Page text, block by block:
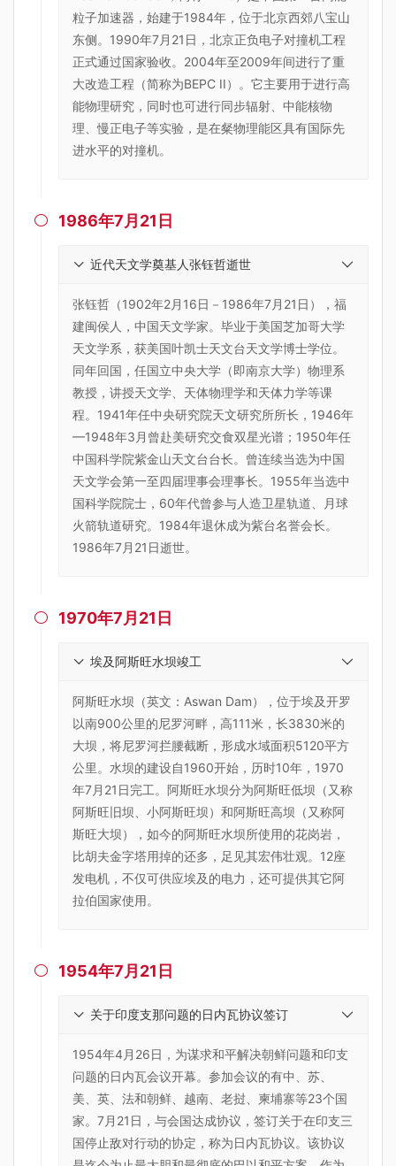
粒子加速器，始建于1984年，位于北京西郊八宝山
东侧。1990年7月21日，北京正负电子对撞机工程
正式通过国家验收。2004年至2009年间进行了重
大改造工程（简称为BEPC II）。它主要用于进行高
能物理研究，同时也可进行同步辐射、中能核物
理、慢正电子等实验，是在粲物理能区具有国际先
进水平的对撞机。
 1986年7月21日
近代天文学奠基人张钰哲逝世
张钰哲（1902年2月16日－1986年7月21日），福
建闽侯人，中国天文学家。毕业于美国芝加哥大学
天文学系，获美国叶凯士天文台天文学博士学位。
同年回国，任国立中央大学（即南京大学）物理系
教授，讲授天文学、天体物理学和天体力学等课
程。1941年任中央研究院天文研究所所长，1946年
—1948年3月曾赴美研究交食双星光谱；1950年任
中国科学院紫金山天文台台长。曾连续当选为中国
天文学会第一至四届理事会理事长。1955年当选中
国科学院院士，60年代曾参与人造卫星轨道、月球
火箭轨道研究。1984年退休成为紫台名誉会长。
1986年7月21日逝世。
 1970年7月21日
埃及阿斯旺水坝竣工
阿斯旺水坝（英文：Aswan Dam），位于埃及开罗
以南900公里的尼罗河畔，高111米，长3830米的
大坝，将尼罗河拦腰截断，形成水域面积5120平方
公里。水坝的建设自1960开始，历时10年，1970
年7月21日完工。阿斯旺水坝分为阿斯旺低坝（又称
阿斯旺旧坝、小阿斯旺坝）和阿斯旺高坝（又称阿
斯旺大坝），如今的阿斯旺水坝所使用的花岗岩，
比胡夫金字塔用掉的还多，足见其宏伟壮观。12座
发电机，不仅可供应埃及的电力，还可提供其它阿
拉伯国家使用。
 1954年7月21日
关于印度支那问题的日内瓦协议签订
1954年4月26日，为谋求和平解决朝鲜问题和印支
问题的日内瓦会议开幕。参加会议的有中、苏、
美、英、法和朝鲜、越南、老挝、柬埔寨等23个国
家。7月21日，与会国达成协议，签订关于在印支三
国停止敌对行动的协定，称为日内瓦协议。该协议